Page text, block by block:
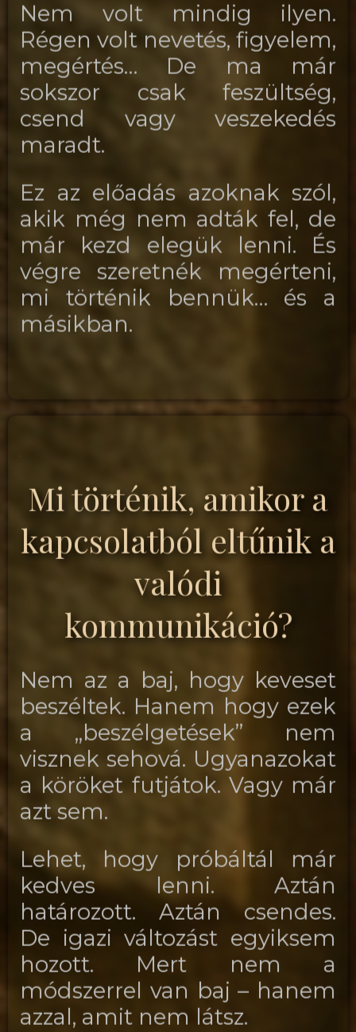
Nem volt mindig ilyen.
Régen volt nevetés, figyelem,
megértés… De ma már
sokszor csak feszültség,
csend vagy veszekedés
maradt.
Ez az előadás azoknak szól,
akik még nem adták fel, de
már kezd elegük lenni. És
végre szeretnék megérteni,
mi történik bennük… és a
másikban.
Mi történik, amikor a
kapcsolatból eltűnik a
valódi
kommunikáció?
Nem az a baj, hogy keveset
beszéltek. Hanem hogy ezek
a „beszélgetések” nem
visznek sehová. Ugyanazokat
a köröket futjátok. Vagy már
azt sem.
Lehet, hogy próbáltál már
kedves lenni. Aztán
határozott. Aztán csendes.
De igazi változást egyiksem
hozott. Mert nem a
módszerrel van baj – hanem
azzal, amit nem látsz.